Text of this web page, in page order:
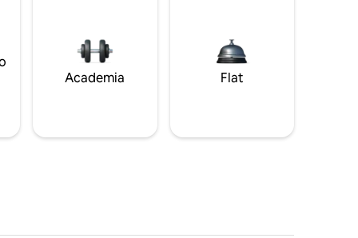
Academia Flat